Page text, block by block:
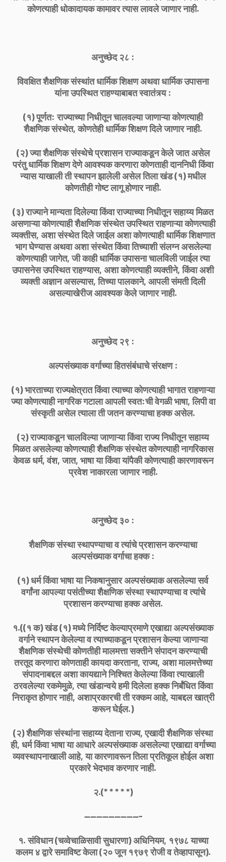
कोणत्याही धोकादायक कामावर त्यास लावले जाणार नाही.
अनुच्छेद २८ :
विवक्षित शैक्षणिक संस्थांत धार्मिक शिक्षण अथवा धार्मिक उपासना
यांना उपस्थित राहण्याबाबत स्वातंत्र्य :
(१) पूर्णत: राज्याच्या निधीतून चालवल्या जाणाऱ्या कोणत्याही
शैक्षणिक संस्थेत, कोणतेही धार्मिक शिक्षण दिले जाणार नाही.
(२) ज्या शैक्षणिक संस्थेचे प्रशासन राज्याकडून केले जात असेल
परंतु धार्मिक शिक्षण देणे आवश्यक करणारा कोणताही दाननिधी किंवा
न्यास याखाली ती स्थापन झालेली असेल तिला खंड (१) मधील
कोणतीही गोष्ट लागू होणार नाही.
(३) राज्याने मान्यता दिलेल्या किंवा राज्याच्या निधीतून सहाय्य मिळत
असणाऱ्या कोणत्याही शैक्षणिक संस्थेत उपस्थित राहणाऱ्या कोणत्याही
व्यक्तीस, अशा संस्थेत दिले जाईल अशा कोणत्याही धार्मिक शिक्षणात
भाग घेण्यास अथवा अशा संस्थेत किंवा तिच्याशी संलग्न असलेल्या
कोणत्याही जागेत, जी काही धार्मिक उपासना चालविली जाईल त्या
उपासनेस उपस्थित राहण्यास, अशा कोणत्याही व्यक्तीने, किंवा अशी
व्यक्ती अज्ञान असल्यास, तिच्या पालकाने, आपली संमती दिली
असल्याखेरीज आवश्यक केले जाणार नाही.
अनुच्छेद २९ :
अल्पसंख्याक वर्गाच्या हितसंबंधाचे संरक्षण :
(१) भारताच्या राज्यक्षेत्रात किंवा त्याच्या कोणत्याही भागात राहणाऱ्या
ज्या कोणत्याही नागरिक गटाला आपली स्वत:ची वेगळी भाषा, लिपी वा
संस्कृती असेल त्याला ती जतन करण्याचा हक्क असेल.
(२) राज्याकडून चालविल्या जाणाऱ्या किंवा राज्य निधीतून सहाय्य
मिळत असलेल्या कोणत्याही शैक्षणिक संस्थेत कोणत्याही नागरिकास
केवळ धर्म, वंश, जात, भाषा या किंवा यांपैकी कोणत्याही कारणावरून
प्रवेश नाकारला जाणार नाही.
अनुच्छेद ३० :
शैक्षणिक संस्था स्थापण्याचा व त्यांचे प्रशासन करण्याचा
अल्पसंख्याक वर्गाचा हक्क :
(१) धर्म किंवा भाषा या निकषानुसार अल्पसंख्याक असलेल्या सर्व
वर्गांना आपल्या पसंतीच्या शैक्षणिक संस्था स्थापण्याचा व त्यांचे
प्रशासन करण्याचा हक्क असेल.
१.((१ क) खंड (१) मध्ये निर्दिष्ट केल्याप्रमाणे एखाद्या अल्पसंख्याक
वर्गाने स्थापन केलेल्या व त्याच्याकडून प्रशासन केल्या जाणाऱ्या
शैक्षणिक संस्थेची कोणतीही मालमत्ता सक्तीने संपादन करण्याची
तरतूद करणारा कोणताही कायदा करताना, राज्य, अशा मालमत्तेच्या
संपादनाबद्दल अशा कायद्याने निश्चित केलेल्या किंवा त्याखाली
ठरवलेल्या रकमेमुळे, त्या खंडान्वये हमी दिलेला हक्क निर्बंधित किंवा
निराकृत होणार नाही, अशाप्रकारची ती रक्कम आहे, याबद्दल खात्री
करून घेईल.)
(२) शैक्षणिक संस्थांना सहाय्य देताना राज्य, एखादी शैक्षणिक संस्था
ही, धर्म किंवा भाषा या आधारे अल्पसंख्याक असलेल्या एखाद्या वर्गाच्या
व्यवस्थापनाखाली आहे, या कारणावरून तिला प्रतिकूल होईल अशा
प्रकारे भेदभाव करणार नाही.
२.(* * * * *)
-------------------
१. संविधान (चव्वेचाळिसावी सुधारणा) अधिनियम, १९७८ याच्या
कलम ४ द्वारे समाविष्ट केला (२० जून १९७९ रोजी व तेव्हापासून).